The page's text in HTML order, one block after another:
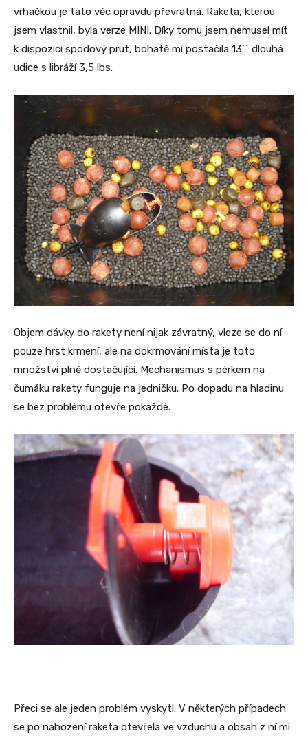
vrhačkou je tato věc opravdu převratná. Raketa, kterou
jsem vlastnil, byla verze MINI. Díky tomu jsem nemusel mít
k dispozici spodový prut, bohatě mi postačila 13´´ dlouhá
udice s libráží 3,5 lbs.
Objem dávky do rakety není nijak závratný, vleze se do ní
pouze hrst krmení, ale na dokrmování místa je toto
množství plně dostačující. Mechanismus s pérkem na
čumáku rakety funguje na jedničku. Po dopadu na hladinu
se bez problému otevře pokaždé.
Přeci se ale jeden problém vyskytl. V některých případech
se po nahození raketa otevřela ve vzduchu a obsah z ní mi